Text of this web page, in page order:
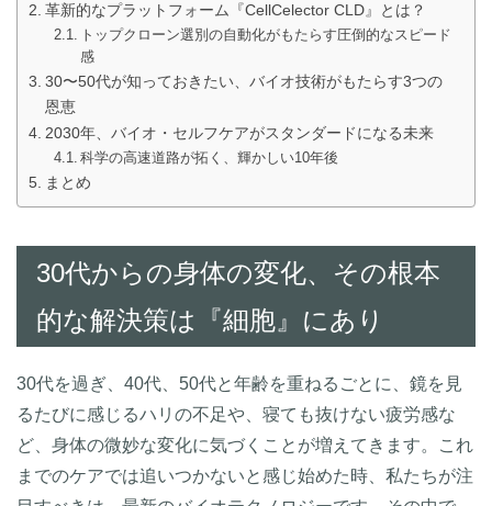
革新的なプラットフォーム『CellCelector CLD』とは？
トップクローン選別の自動化がもたらす圧倒的なスピード
感
30〜50代が知っておきたい、バイオ技術がもたらす3つの
恩恵
2030年、バイオ・セルフケアがスタンダードになる未来
科学の高速道路が拓く、輝かしい10年後
まとめ
30代からの身体の変化、その根本
的な解決策は『細胞』にあり
30代を過ぎ、40代、50代と年齢を重ねるごとに、鏡を見
るたびに感じるハリの不足や、寝ても抜けない疲労感な
ど、身体の微妙な変化に気づくことが増えてきます。これ
までのケアでは追いつかないと感じ始めた時、私たちが注